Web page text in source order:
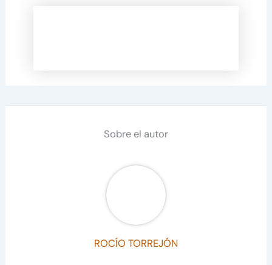
Sobre el autor
ROCÍO TORREJÓN